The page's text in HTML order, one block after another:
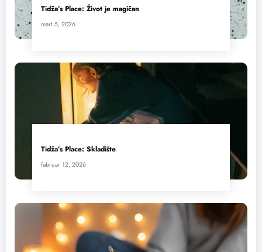
Tidža’s Place: Život je magičan
mart 5, 2026
Tidža’s Place: Skladište
februar 12, 2026